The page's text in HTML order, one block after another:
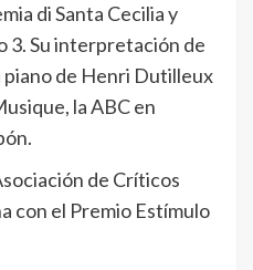
di Santa Cecilia y
3. Su interpretación de
piano de Henri Dutilleux
la ABC en
de Críticos
con el Premio Estímulo